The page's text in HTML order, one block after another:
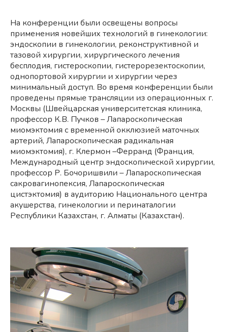
На конференции были освещены вопросы
применения новейших технологий в гинекологии:
эндоскопии в гинекологии, реконструктивной и
тазовой хирургии, хирургического лечения
бесплодия, гистероскопии, гистерорезектоскопии,
однопортовой хирургии и хирургии через
минимальный доступ. Во время конференции были
проведены прямые трансляции из операционных г.
Москвы (Швейцарская университетская клиника,
профессор К.В. Пучков – Лапароскопическая
миомэктомия с временной окклюзией маточных
артерий, Лапароскопическая радикальная
миомэктомия), г. Клермон –Ферранд (Франция,
Международный центр эндоскопической хирургии,
профессор Р. Бочоришвили – Лапароскопическая
сакровагинопексия, Лапароскопическая
цистэктомия) в аудиторию Национального центра
акушерства, гинекологии и перинаталогии
Республики Казахстан, г. Алматы (Казахстан).